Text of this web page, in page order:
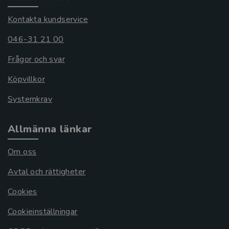
Kontakta kundservice
046-31 21 00
Frågor och svar
Köpvillkor
Systemkrav
Allmänna länkar
Om oss
Avtal och rättigheter
Cookies
Cookieinställningar